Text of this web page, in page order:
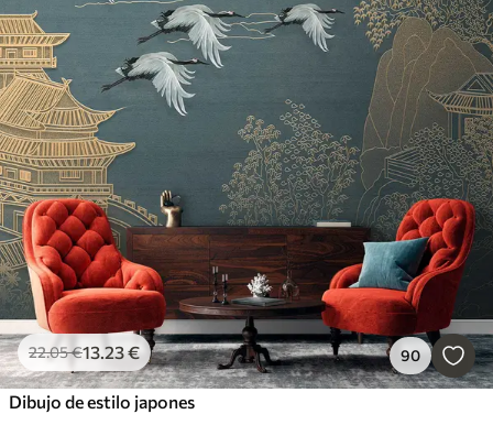
22.05€13.23€ 90
Dibujo de estilo japones